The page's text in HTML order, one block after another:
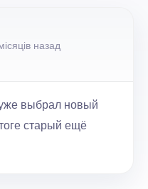
назад
выбрал новый
старый ещё